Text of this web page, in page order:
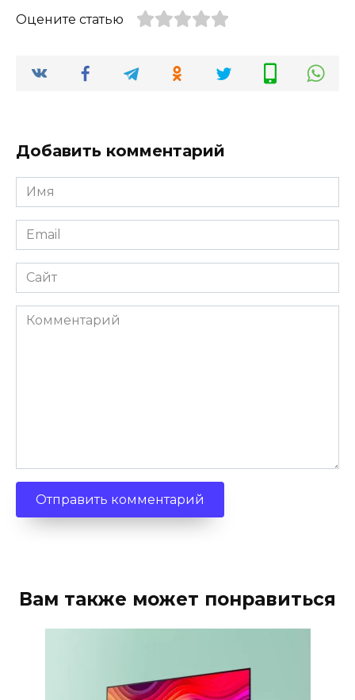
Оцените статью
Добавить комментарий
Имя
Email
Сайт
Комментарий
Вам также может понравиться